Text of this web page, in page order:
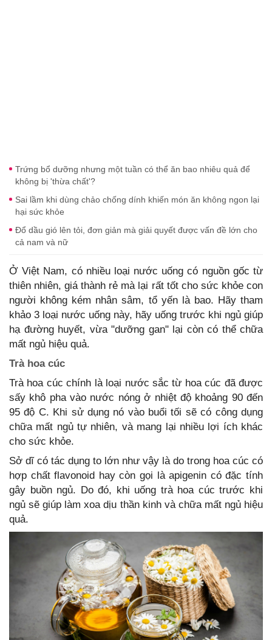
Trứng bổ dưỡng nhưng một tuần có thể ăn bao nhiêu quả để
không bị 'thừa chất'?
Sai lầm khi dùng chảo chống dính khiến món ăn không ngon lại
hại sức khỏe
Đổ dầu gió lên tỏi, đơn giản mà giải quyết được vấn đề lớn cho
cả nam và nữ
Ở Việt Nam, có nhiều loại nước uống có nguồn gốc từ
thiên nhiên, giá thành rẻ mà lại rất tốt cho sức khỏe con
người không kém nhân sâm, tổ yến là bao. Hãy tham
khảo 3 loại nước uống này, hãy uống trước khi ngủ giúp
hạ đường huyết, vừa "dưỡng gan" lại còn có thể chữa
mất ngủ hiệu quả.
Trà hoa cúc
Trà hoa cúc chính là loại nước sắc từ hoa cúc đã được
sấy khô pha vào nước nóng ở nhiệt độ khoảng 90 đến
95 độ C. Khi sử dụng nó vào buổi tối sẽ có công dụng
chữa mất ngủ tự nhiên, và mang lại nhiều lợi ích khác
cho sức khỏe.
Sở dĩ có tác dụng to lớn như vậy là do trong hoa cúc có
hợp chất flavonoid hay còn gọi là apigenin có đặc tính
gây buồn ngủ. Do đó, khi uống trà hoa cúc trước khi
ngủ sẽ giúp làm xoa dịu thần kinh và chữa mất ngủ hiệu
quả.